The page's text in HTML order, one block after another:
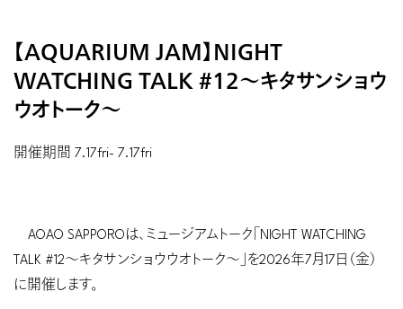
【AQUARIUM JAM】NIGHT
WATCHING TALK #12〜キタサンショウ
ウオトーク〜
開催期間 7.17fri- 7.17fri
AOAO SAPPOROは、ミュージアムトーク「NIGHT WATCHING
TALK #12〜キタサンショウウオトーク〜」を2026年7月17日（金）
に開催します。